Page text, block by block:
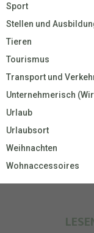
Sport
Stellen und
Tieren
Tourismus
Transport und
Unternehmerisch
Urlaub
Urlaubsort
Weihnachten
Wohnaccessoires